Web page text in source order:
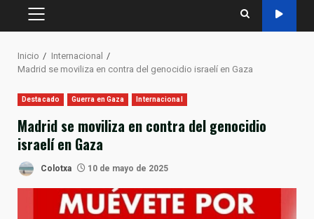
MENÚ
Inicio
Internacional
Madrid se moviliza en contra del genocidio israelí en Gaza
Destacado Guerra en Gaza Internacional
Madrid se moviliza en contra del genocidio
israelí en Gaza
Colotxa 10 de mayo de 2025